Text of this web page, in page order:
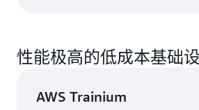
性能极高的低成本基础
AWS Trainium